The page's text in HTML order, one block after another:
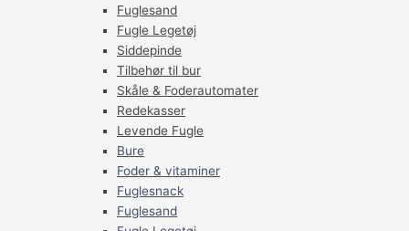
Fuglesand
Fugle Legetøj
Siddepinde
Tilbehør til bur
Skåle & Foderautomater
Redekasser
Levende Fugle
Bure
Foder & vitaminer
Fuglesnack
Fuglesand